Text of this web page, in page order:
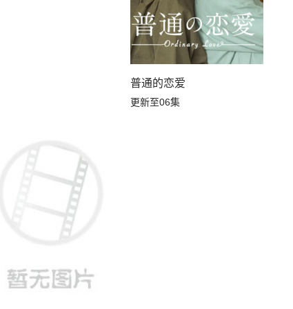
普通的恋爱
更新至06集